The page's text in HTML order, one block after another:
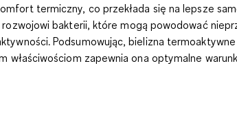
termiczny, co przekłada się na lepsze
bakterii, które mogą powodować
Podsumowując,bielizna
właściwościom zapewnia ona optymalne